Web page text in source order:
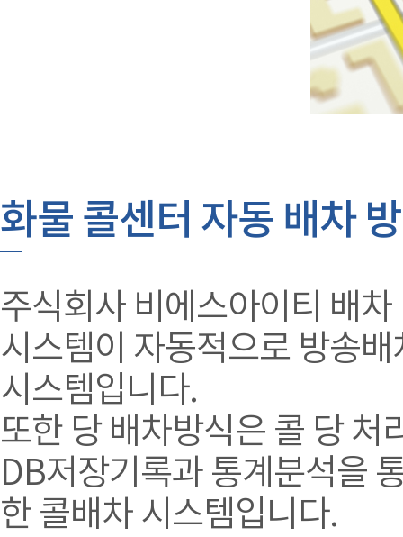
화물 콜센터 자동 배차
주식회사 비에스아이티 배
시스템이 자동적으로 방송
시스템입니다.
또한 당 배차방식은 콜 당 처
DB저장기록과 통계분석을
한 콜배차 시스템입니다.